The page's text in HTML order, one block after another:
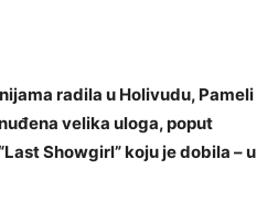
radila u Holivudu, Pameli
velika uloga, poput
Showgirl” koju je dobila – u